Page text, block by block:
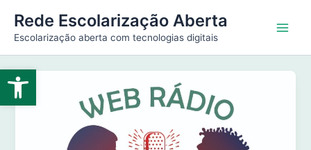
Abrir a barra de ferramentas
para
conteúdo
Rede Escolarização Aberta
Escolarização aberta com tecnologias digitais